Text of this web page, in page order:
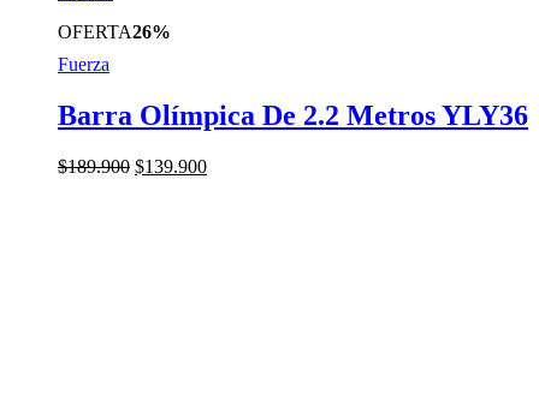
OFERTA26%
Fuerza
Barra Olímpica De 2.2 Metros YLY36
$189.900 El
$139.900El